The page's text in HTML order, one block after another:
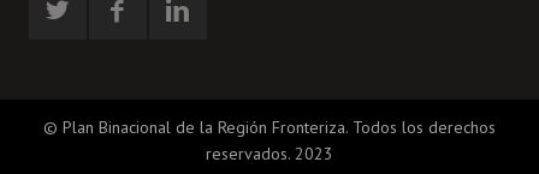
© Plan Binacional de la Región Fronteriza. Todos los derechos
reservados. 2023